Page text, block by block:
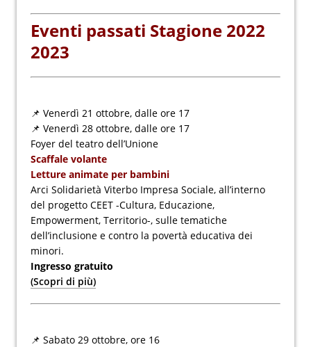
Eventi passati Stagione 2022
2023
📌 Venerdì 21 ottobre, dalle ore 17
📌 Venerdì 28 ottobre, dalle ore 17
Foyer del teatro dell’Unione
Scaffale volante
Letture animate per bambini
Arci Solidarietà Viterbo Impresa Sociale, all’interno
del progetto CEET -Cultura, Educazione,
Empowerment, Territorio-, sulle tematiche
dell’inclusione e contro la povertà educativa dei
minori.
Ingresso gratuito
(Scopri di più)
📌 Sabato 29 ottobre, ore 16